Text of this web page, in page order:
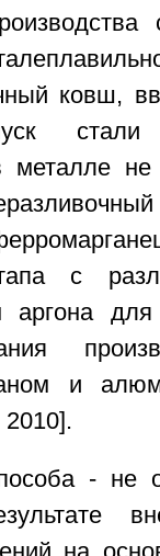
ковш,
металле
с
аргона
и
- не